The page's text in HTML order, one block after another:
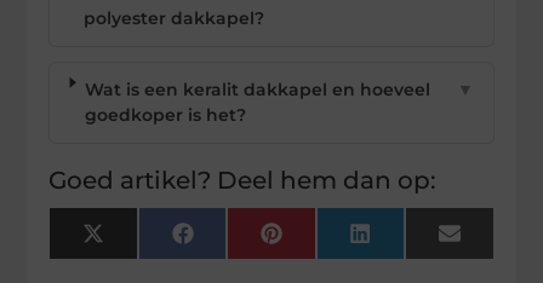
polyester dakkapel?
Wat is een keralit dakkapel en hoeveel
goedkoper is het?
▼
Goed artikel? Deel hem dan op:
X
(Twitter)
FacebookPinterest LinkedIn Email